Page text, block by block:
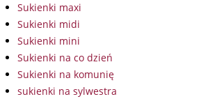
Sukienki maxi
Sukienki midi
Sukienki mini
Sukienki na co dzień
Sukienki na komunię
sukienki na sylwestra